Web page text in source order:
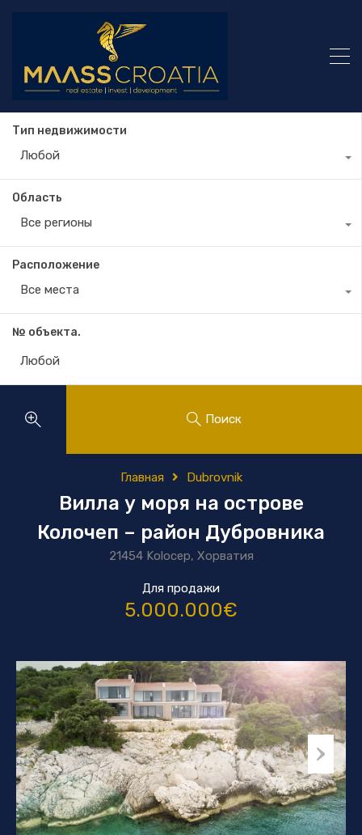
Тип недвижимости
Любой
Область
Все регионы
Расположение
Все места
№ объекта.
Поиск
Главная Dubrovnik
Вилла у моря на острове
Колочеп – район Дубровника
21454 Kolocep, Хорватия
Для продажи
5.000.000€